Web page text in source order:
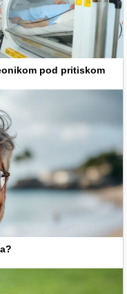
pod pritiskom